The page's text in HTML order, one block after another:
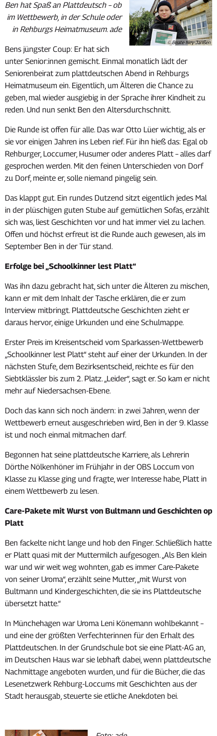
die
nicht
aussterben
soll
© Beate Ney-Janßen
Ben hat Spaß an Plattdeutsch – ob
im Wettbewerb, in der Schule oder
in Rehburgs Heimatmuseum. ade
Bens jüngster Coup: Er hat sich
unter Senior:innen gemischt. Einmal monatlich lädt der
Seniorenbeirat zum plattdeutschen Abend in Rehburgs
Heimatmuseum ein. Eigentlich, um Älteren die Chance zu
geben, mal wieder ausgiebig in der Sprache ihrer Kindheit zu
reden. Und nun senkt Ben den Altersdurchschnitt.
Die Runde ist offen für alle. Das war Otto Lüer wichtig, als er
sie vor einigen Jahren ins Leben rief. Für ihn hieß das: Egal ob
Rehburger, Loccumer, Husumer oder anderes Platt – alles darf
gesprochen werden. Mit den feinen Unterschieden von Dorf
zu Dorf, meinte er, solle niemand pingelig sein.
Das klappt gut. Ein rundes Dutzend sitzt eigentlich jedes Mal
in der plüschigen guten Stube auf gemütlichen Sofas, erzählt
sich was, liest Geschichten vor und hat immer viel zu lachen.
Offen und höchst erfreut ist die Runde auch gewesen, als im
September Ben in der Tür stand.
Erfolge bei „Schoolkinner lest Platt“
Was ihn dazu gebracht hat, sich unter die Älteren zu mischen,
kann er mit dem Inhalt der Tasche erklären, die er zum
Interview mitbringt. Plattdeutsche Geschichten zieht er
daraus hervor, einige Urkunden und eine Schulmappe.
Erster Preis im Kreisentscheid vom Sparkassen-Wettbewerb
„Schoolkinner lest Platt“ steht auf einer der Urkunden. In der
nächsten Stufe, dem Bezirksentscheid, reichte es für den
Siebtklässler bis zum 2. Platz. „Leider“, sagt er. So kam er nicht
mehr auf Niedersachsen-Ebene.
Doch das kann sich noch ändern: in zwei Jahren, wenn der
Wettbewerb erneut ausgeschrieben wird, Ben in der 9. Klasse
ist und noch einmal mitmachen darf.
Begonnen hat seine plattdeutsche Karriere, als Lehrerin
Dörthe Nölkenhöner im Frühjahr in der OBS Loccum von
Klasse zu Klasse ging und fragte, wer Interesse habe, Platt in
einem Wettbewerb zu lesen.
Care-Pakete mit Wurst von Bultmann und Geschichten op
Platt
Ben fackelte nicht lange und hob den Finger. Schließlich hatte
er Platt quasi mit der Muttermilch aufgesogen. „Als Ben klein
war und wir weit weg wohnten, gab es immer Care-Pakete
von seiner Uroma“, erzählt seine Mutter, „mit Wurst von
Bultmann und Kindergeschichten, die sie ins Plattdeutsche
übersetzt hatte.“
In Münchehagen war Uroma Leni Könemann wohlbekannt –
und eine der größten Verfechterinnen für den Erhalt des
Plattdeutschen. In der Grundschule bot sie eine Platt-AG an,
im Deutschen Haus war sie lebhaft dabei, wenn plattdeutsche
Nachmittage angeboten wurden, und für die Bücher, die das
Lesenetzwerk Rehburg-Loccums mit Geschichten aus der
Stadt herausgab, steuerte sie etliche Anekdoten bei.